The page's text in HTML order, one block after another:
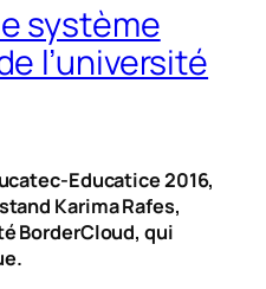
système
l’université
Educatice 2016,
Karima Rafes,
BorderCloud, qui